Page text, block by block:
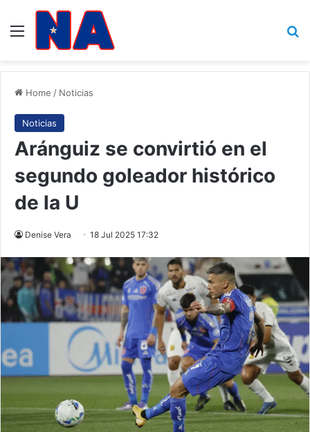
Menu
Home / Noticias
Noticias
Aránguiz se convirtió en el
segundo goleador histórico
de la U
Denise Vera 18 Jul 2025 17:32